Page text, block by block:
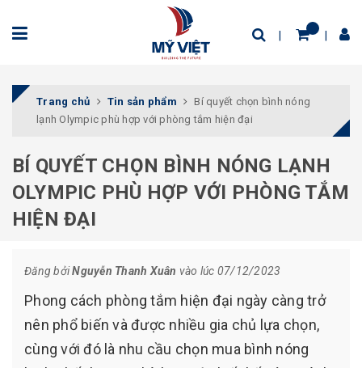
Trang chủ Tin sản phẩm
Bí quyết chọn bình nóng
lạnh Olympic phù hợp với phòng tắm hiện đại
BÍ QUYẾT CHỌN BÌNH NÓNG LẠNH
OLYMPIC PHÙ HỢP VỚI PHÒNG TẮM
HIỆN ĐẠI
Đăng bởiNguyễn Thanh Xuân vào lúc 07/12/2023
Phong cách phòng tắm hiện đại ngày càng trở
nên phổ biến và được nhiều gia chủ lựa chọn,
cùng với đó là nhu cầu chọn mua bình nóng